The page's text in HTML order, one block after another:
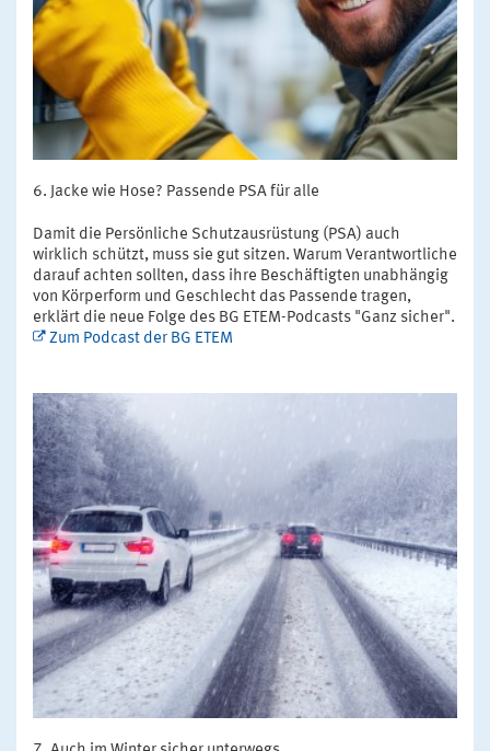
Jacke wie Hose? Passende PSA für alle
Damit die Persönliche Schutzausrüstung (PSA) auch
wirklich schützt, muss sie gut sitzen. Warum Verantwortliche
darauf achten sollten, dass ihre Beschäftigten unabhängig
von Körperform und Geschlecht das Passende tragen,
erklärt die neue Folge des BG ETEM-Podcasts "Ganz sicher".
Zum Podcast der BG ETEM